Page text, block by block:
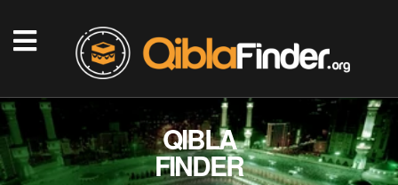
QIBLA
FINDER